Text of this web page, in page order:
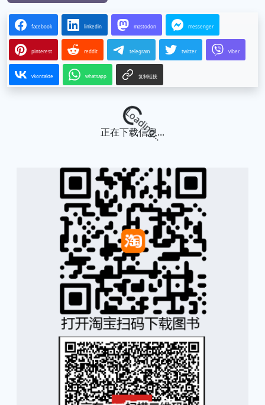
facebook linkedin mastodon messenger
pinterest reddit telegram twitter viber
vkontakte whatsapp 复制链接
Loading...
正在下载信息...